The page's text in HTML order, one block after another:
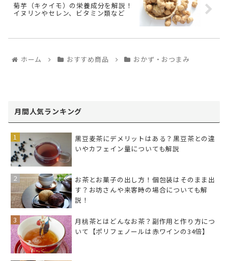
菊芋（キクイモ）の栄養成分を解説！
イヌリンやセレン、ビタミン類など
ホーム おすすめ商品 おかず・おつまみ
月間人気ランキング
黒豆麦茶にデメリットはある？黒豆茶との違
いやカフェイン量についても解説
お茶とお菓子の出し方！個包装はそのまま出
す？お坊さんや来客時の場合についても解
説！
月桃茶とはどんなお茶？副作用と作り方につ
いて【ポリフェノールは赤ワインの34倍】